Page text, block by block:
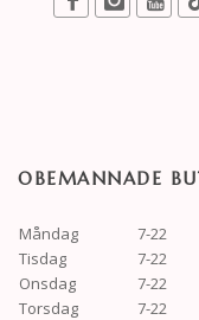
OBEMANNADE
Måndag
7-22
Tisdag
7-22
Onsdag
7-22
Torsdag
7-22